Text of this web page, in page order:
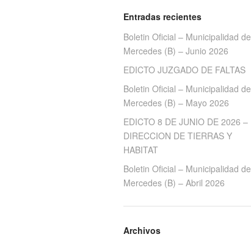
Entradas recientes
Boletin Oficial – Municipalidad de
Mercedes (B) – Junio 2026
EDICTO JUZGADO DE FALTAS
Boletin Oficial – Municipalidad de
Mercedes (B) – Mayo 2026
EDICTO 8 DE JUNIO DE 2026 –
DIRECCION DE TIERRAS Y
HABITAT
Boletin Oficial – Municipalidad de
Mercedes (B) – Abril 2026
Archivos